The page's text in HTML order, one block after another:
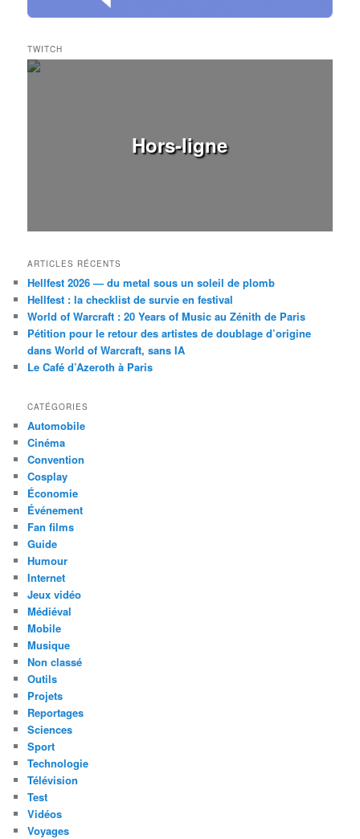
TWITCH
Hors-ligne
ARTICLES RÉCENTS
Hellfest 2026 — du metal sous un soleil de plomb
Hellfest : la checklist de survie en festival
World of Warcraft : 20 Years of Music au Zénith de Paris
Pétition pour le retour des artistes de doublage d’origine
dans World of Warcraft, sans IA
Le Café d’Azeroth à Paris
CATÉGORIES
Automobile
Cinéma
Convention
Cosplay
Économie
Événement
Fan films
Guide
Humour
Internet
Jeux vidéo
Médiéval
Mobile
Musique
Non classé
Outils
Projets
Reportages
Sciences
Sport
Technologie
Télévision
Test
Vidéos
Voyages